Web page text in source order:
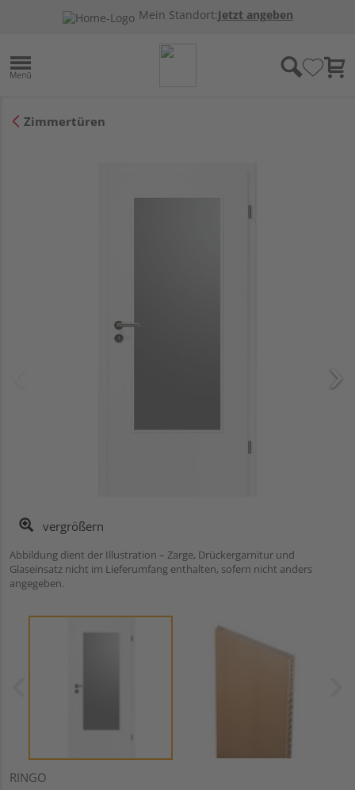
Mein Standort:Jetzt angeben
Zimmertüren
vergrößern
Abbildung dient der Illustration – Zarge, Drückergarnitur und
Glaseinsatz nicht im Lieferumfang enthalten, sofern nicht anders
angegeben.
RINGO